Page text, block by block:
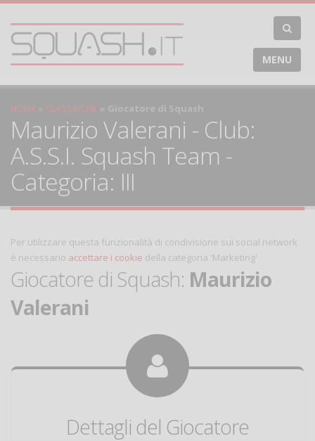
MENU
HOME CLASSIFICHE Giocatore di Squash
Maurizio Valerani - Club:
A.S.S.I. Squash Team -
Categoria: III
Per utilizzare questa funzionalità di condivisione sui social network
è necessario accettare i cookie della categoria 'Marketing'
Giocatore di Squash: Maurizio
Valerani
Dettagli del Giocatore